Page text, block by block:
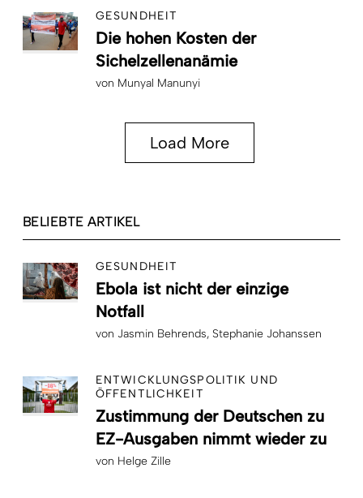
GESUNDHEIT
Die hohen Kosten der
Sichelzellenanämie
von Munyal Manunyi
Load More
BELIEBTE ARTIKEL
GESUNDHEIT
Ebola ist nicht der einzige
Notfall
von Jasmin Behrends Stephanie Johanssen
ENTWICKLUNGSPOLITIK UND
ÖFFENTLICHKEIT
Zustimmung der Deutschen zu
EZ-Ausgaben nimmt wieder zu
von Helge Zille